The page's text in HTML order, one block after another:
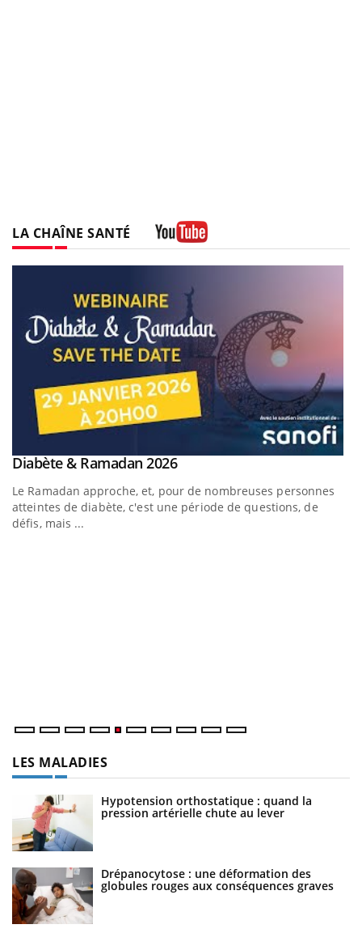
LA CHAÎNE SANTÉ
LES MALADIES
Hypotension orthostatique : quand la
pression artérielle chute au lever
Drépanocytose : une déformation des
globules rouges aux conséquences graves